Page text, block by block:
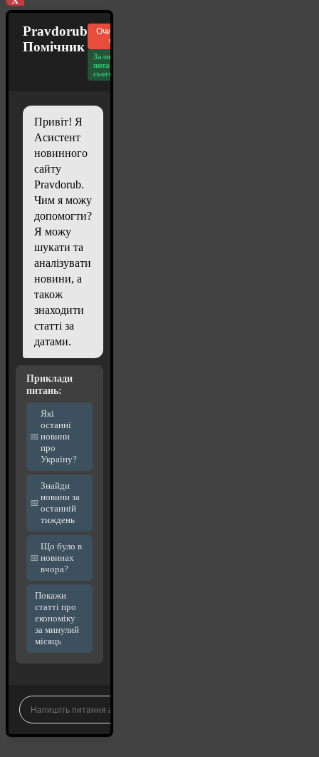
Pravdorub
Помічник
Очистити
чат
Залишилось
питань
сьогодні: 20
Привіт! Я
Асистент
новинного
сайту
Pravdorub.
Чим я можу
допомогти?
Я можу
шукати та
аналізувати
новини, а
також
знаходити
статті за
датами.
Приклади
питань:
Які
останні
новини
про
Україну?
Знайди
новини за
останній
тиждень
Що було в
новинах
вчора?
Покажи
статті про
економіку
за минулий
місяць